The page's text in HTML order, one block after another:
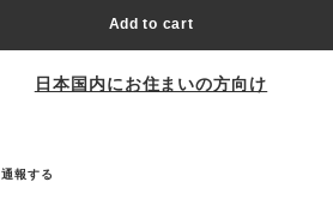
Add to cart
日本国内にお住まいの方向け
通報する